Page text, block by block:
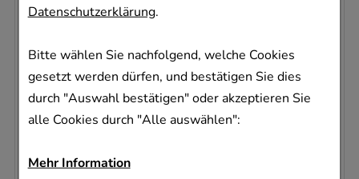
Datenschutzerklärung.
Bitte wählen Sie nachfolgend, welche Cookies
gesetzt werden dürfen, und bestätigen Sie dies
durch "Auswahl bestätigen" oder akzeptieren Sie
alle Cookies durch "Alle auswählen":
Mehr Information
DEXPANTHENOL axicur Wund- und
Heilcreme 50 mg/g
axicorp Pharma GmbH
100g